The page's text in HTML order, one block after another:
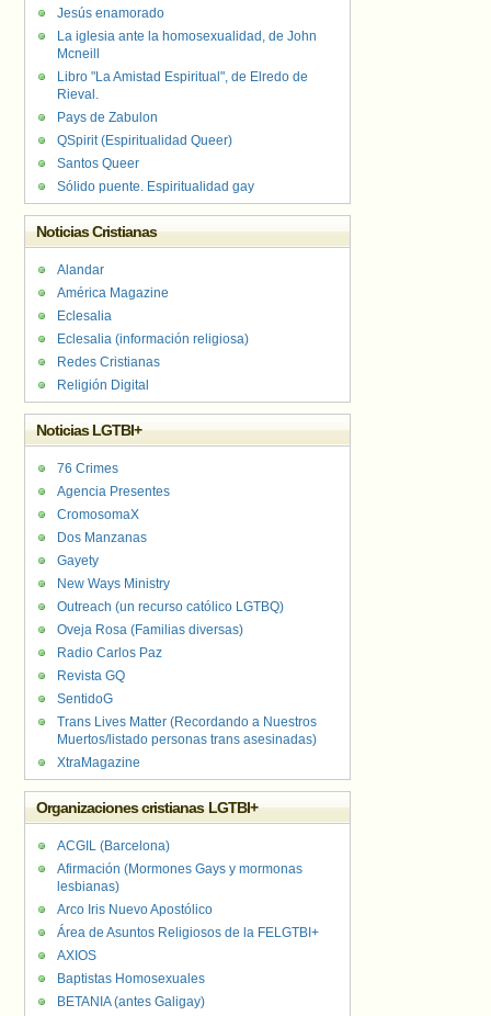
Jesús enamorado
La iglesia ante la homosexualidad, de John
Mcneill
Libro "La Amistad Espiritual", de Elredo de
Rieval.
Pays de Zabulon
QSpirit (Espiritualidad Queer)
Santos Queer
Sólido puente. Espiritualidad gay
Noticias Cristianas
Alandar
América Magazine
Eclesalia
Eclesalia (información religiosa)
Redes Cristianas
Religión Digital
Noticias LGTBI+
76 Crimes
Agencia Presentes
CromosomaX
Dos Manzanas
Gayety
New Ways Ministry
Outreach (un recurso católico LGTBQ)
Oveja Rosa (Familias diversas)
Radio Carlos Paz
Revista GQ
SentidoG
Trans Lives Matter (Recordando a Nuestros
Muertos/listado personas trans asesinadas)
XtraMagazine
Organizaciones cristianas LGTBI+
ACGIL (Barcelona)
Afirmación (Mormones Gays y mormonas
lesbianas)
Arco Iris Nuevo Apostólico
Área de Asuntos Religiosos de la FELGTBI+
AXIOS
Baptistas Homosexuales
BETANIA (antes Galigay)